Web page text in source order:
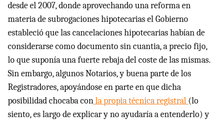
desde el 2007, donde aprovechando una reforma en
materia de subrogaciones hipotecarias el Gobierno
estableció que las cancelaciones hipotecarias habían de
considerarse como documento sin cuantia, a precio fijo,
lo que suponía una fuerte rebaja del coste de las mismas.
Sin embargo, algunos Notarios, y buena parte de los
Registradores, apoyándose en parte en que dicha
posibilidad chocaba conla propia técnica registral (lo
siento, es largo de explicar y no ayudaría a entenderlo) y